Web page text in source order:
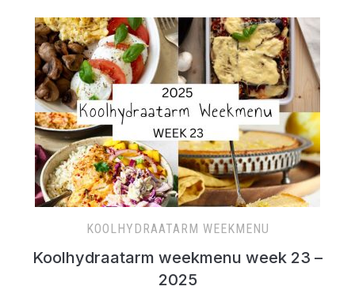
KOOLHYDRAATARM WEEKMENU
Koolhydraatarm weekmenu week 23 –
2025